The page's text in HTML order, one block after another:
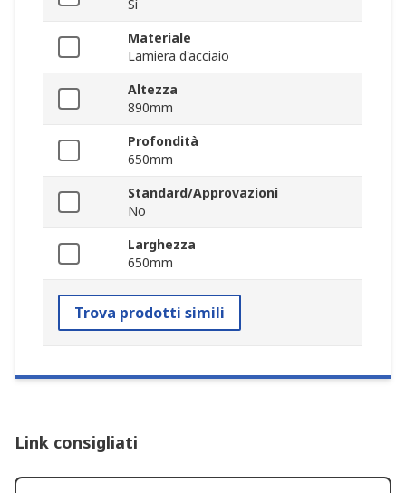
Sì
Materiale
Lamiera d'acciaio
Altezza
890mm
Profondità
650mm
Standard/Approvazioni
No
Larghezza
650mm
Trova prodotti simili
Link consigliati